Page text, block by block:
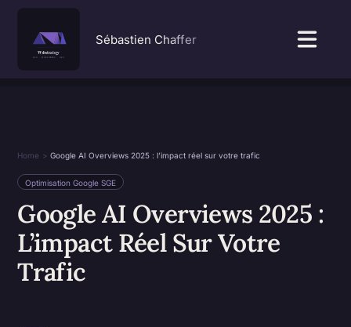
contenu
Sébastien Chaffer
À propos
Home Google AI Overviews 2025 : l’impact réel sur votre trafic
Optimisation Google SGE
Google AI Overviews 2025 :
L’impact Réel Sur Votre
Trafic